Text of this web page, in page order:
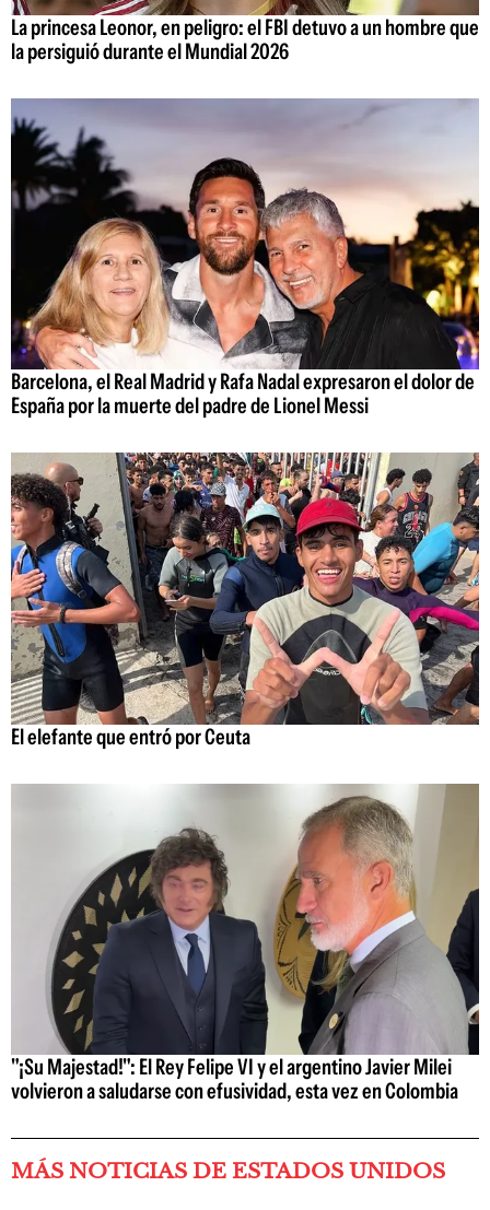
La princesa Leonor, en peligro: el FBI detuvo a un hombre que
la persiguió durante el Mundial 2026
Barcelona, el Real Madrid y Rafa Nadal expresaron el dolor de
España por la muerte del padre de Lionel Messi
El elefante que entró por Ceuta
"¡Su Majestad!": El Rey Felipe VI y el argentino Javier Milei
volvieron a saludarse con efusividad, esta vez en Colombia
MÁS NOTICIAS DE ESTADOS UNIDOS